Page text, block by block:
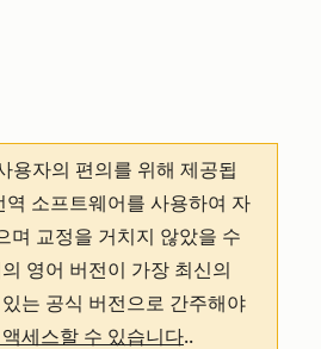
용자의 편의를 위해 제공됩
역 소프트웨어를 사용하여 자
며 교정을 거치지 않았을 수
영어 버전이 가장 최신의
는 공식 버전으로 간주해야
세스할 수 있습니다..